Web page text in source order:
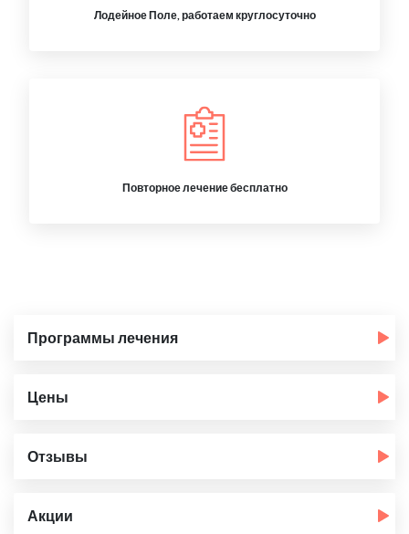
Лодейное Поле, работаем круглосуточно
Повторное лечение бесплатно
Программы лечения
Цены
Отзывы
Акции